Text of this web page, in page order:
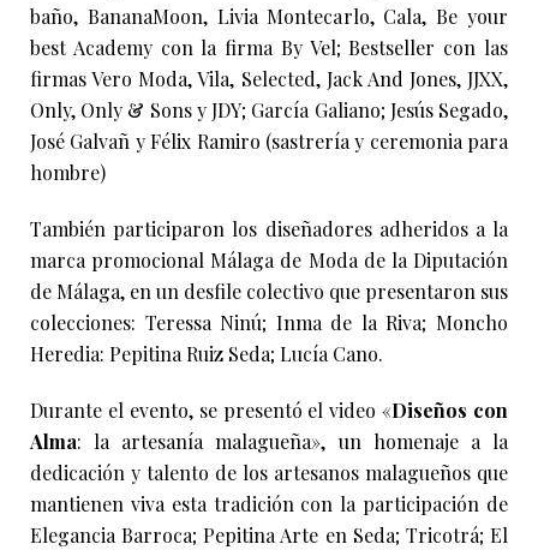
baño, BananaMoon, Livia Montecarlo, Cala, Be your
best Academy con la firma By Vel; Bestseller con las
firmas Vero Moda, Vila, Selected, Jack And Jones, JJXX,
Only, Only & Sons y JDY; García Galiano; Jesús Segado,
José Galvañ y Félix Ramiro (sastrería y ceremonia para
hombre)
También participaron los diseñadores adheridos a la
marca promocional Málaga de Moda de la Diputación
de Málaga, en un desfile colectivo que presentaron sus
colecciones: Teressa Ninú; Inma de la Riva; Moncho
Heredia: Pepitina Ruiz Seda; Lucía Cano.
Durante el evento, se presentó el video «Diseños con
Alma: la artesanía malagueña», un homenaje a la
dedicación y talento de los artesanos malagueños que
mantienen viva esta tradición con la participación de
Elegancia Barroca; Pepitina Arte en Seda; Tricotrá; El